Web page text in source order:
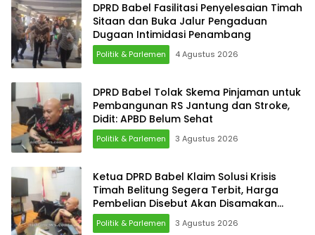
DPRD Babel Fasilitasi Penyelesaian Timah
Sitaan dan Buka Jalur Pengaduan
Dugaan Intimidasi Penambang
Politik & Parlemen 4 Agustus 2026
DPRD Babel Tolak Skema Pinjaman untuk
Pembangunan RS Jantung dan Stroke,
Didit: APBD Belum Sehat
Politik & Parlemen 3 Agustus 2026
Ketua DPRD Babel Klaim Solusi Krisis
Timah Belitung Segera Terbit, Harga
Pembelian Disebut Akan Disamakan
dengan Bangka
Politik & Parlemen 3 Agustus 2026